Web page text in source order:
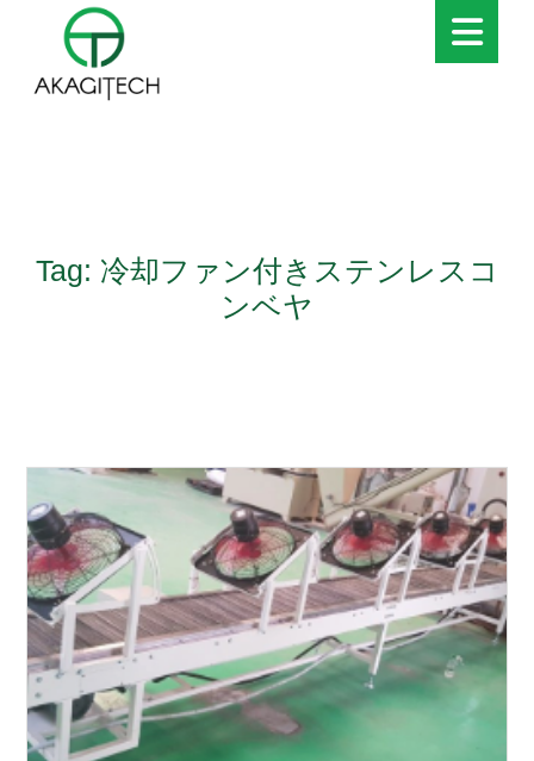
Tag: 冷却ファン付きステンレスコ
ンベヤ